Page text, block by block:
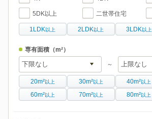
5DK以上 二世帯住宅
1LDK 以上 2LDK 以上 3LDK 以上
専有面積（m²）
～
20m²以上 30m²以上 40m²以上
60m²以上 70m²以上 80m²以上